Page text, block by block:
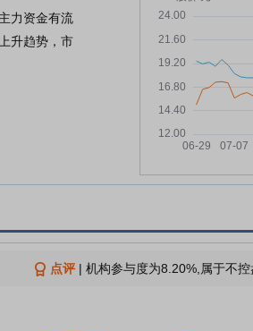
力资金有流
升趋势，市
点评| 机构参与度为8.20%,属于不